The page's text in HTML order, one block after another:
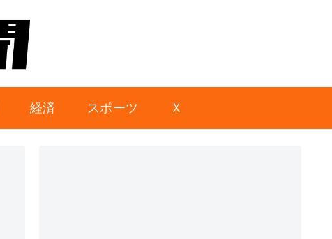
経済 スポーツ Ｘ